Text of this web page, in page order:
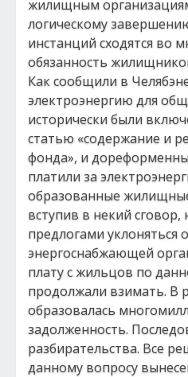
жилищным
логическому
инстанций сходятся во
обязанность
Как сообщили в
электроэнергию для
исторически были
статью «содержание и
фонда», и
платили за
образованные
вступив в некий
предлогами уклоняться
энергоснабжающей
плату с жильцов по
продолжали взимать. В
образовалась
задолженность.
разбирательства. Все
данному вопросу